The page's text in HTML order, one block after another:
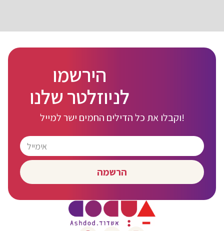
הירשמו
לניוזלטר שלנו
וקבלו את כל הדילים החמים ישר למייל!
הרשמה